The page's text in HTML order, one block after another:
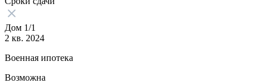
Дом 1/1
2 кв. 2024
Военная ипотека
Возможна